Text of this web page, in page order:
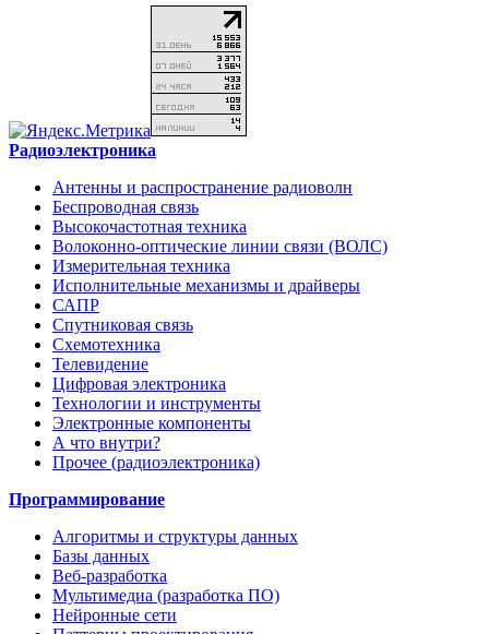
Радиоэлектроника
Антенны и распространение радиоволн
Беспроводная связь
Высокочастотная техника
Волоконно-оптические линии связи (ВОЛС)
Измерительная техника
Исполнительные механизмы и драйверы
САПР
Спутниковая связь
Схемотехника
Телевидение
Цифровая электроника
Технологии и инструменты
Электронные компоненты
А что внутри?
Прочее (радиоэлектроника)
Программирование
Алгоритмы и структуры данных
Базы данных
Веб-разработка
Мультимедиа (разработка ПО)
Нейронные сети